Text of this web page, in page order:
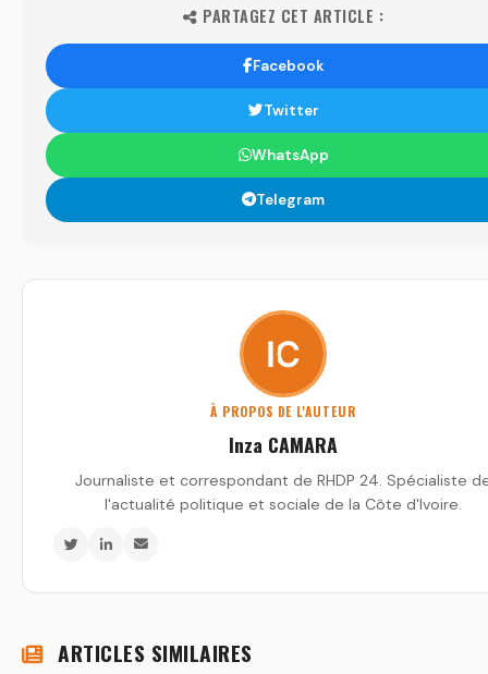
PARTAGEZ CET ARTICLE :
Facebook
Twitter
WhatsApp
Telegram
À PROPOS DE L'AUTEUR
Inza CAMARA
Journaliste et correspondant de RHDP 24. Spécialiste
l'actualité politique et sociale de la Côte d'Ivoire.
ARTICLES SIMILAIRES